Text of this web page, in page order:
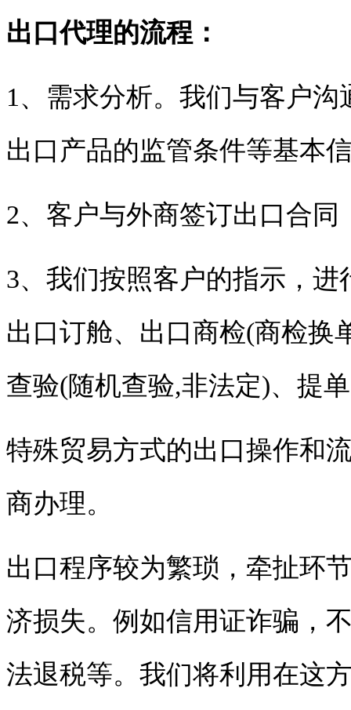
出口代理的流程：
1、需求分析。我们与客户
出口产品的监管条件等基本
2、客户与外商签订出口合
3、我们按照客户的指示，
出口订舱、出口商检(商检换
查验(随机查验,非法定)、提
特殊贸易方式的出口操作和
商办理。
出口程序较为繁琐，牵扯环
济损失。例如信用证诈骗，
法退税等。我们将利用在这